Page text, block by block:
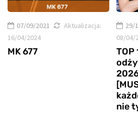
07/09/2021
Aktualizacja:
16/04/2024
MK 677
29/
08/04/
TOP
nie